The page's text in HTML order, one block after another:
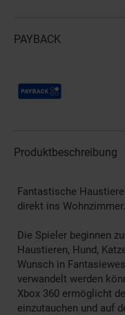
PAYBACK
Payback Punkte
Produktbeschreibung
Fantastische
direkt ins Wohnzimmer.
Die Spieler beginnen
Haustieren, Hund,
Wunsch in
verwandelt werden
Xbox 360 ermöglicht
einzutauchen und auf